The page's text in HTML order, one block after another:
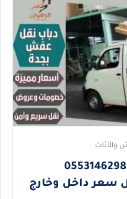
والأثاث
دباب نقل عفش بجدة 0553146298
سعر داخل وخارج